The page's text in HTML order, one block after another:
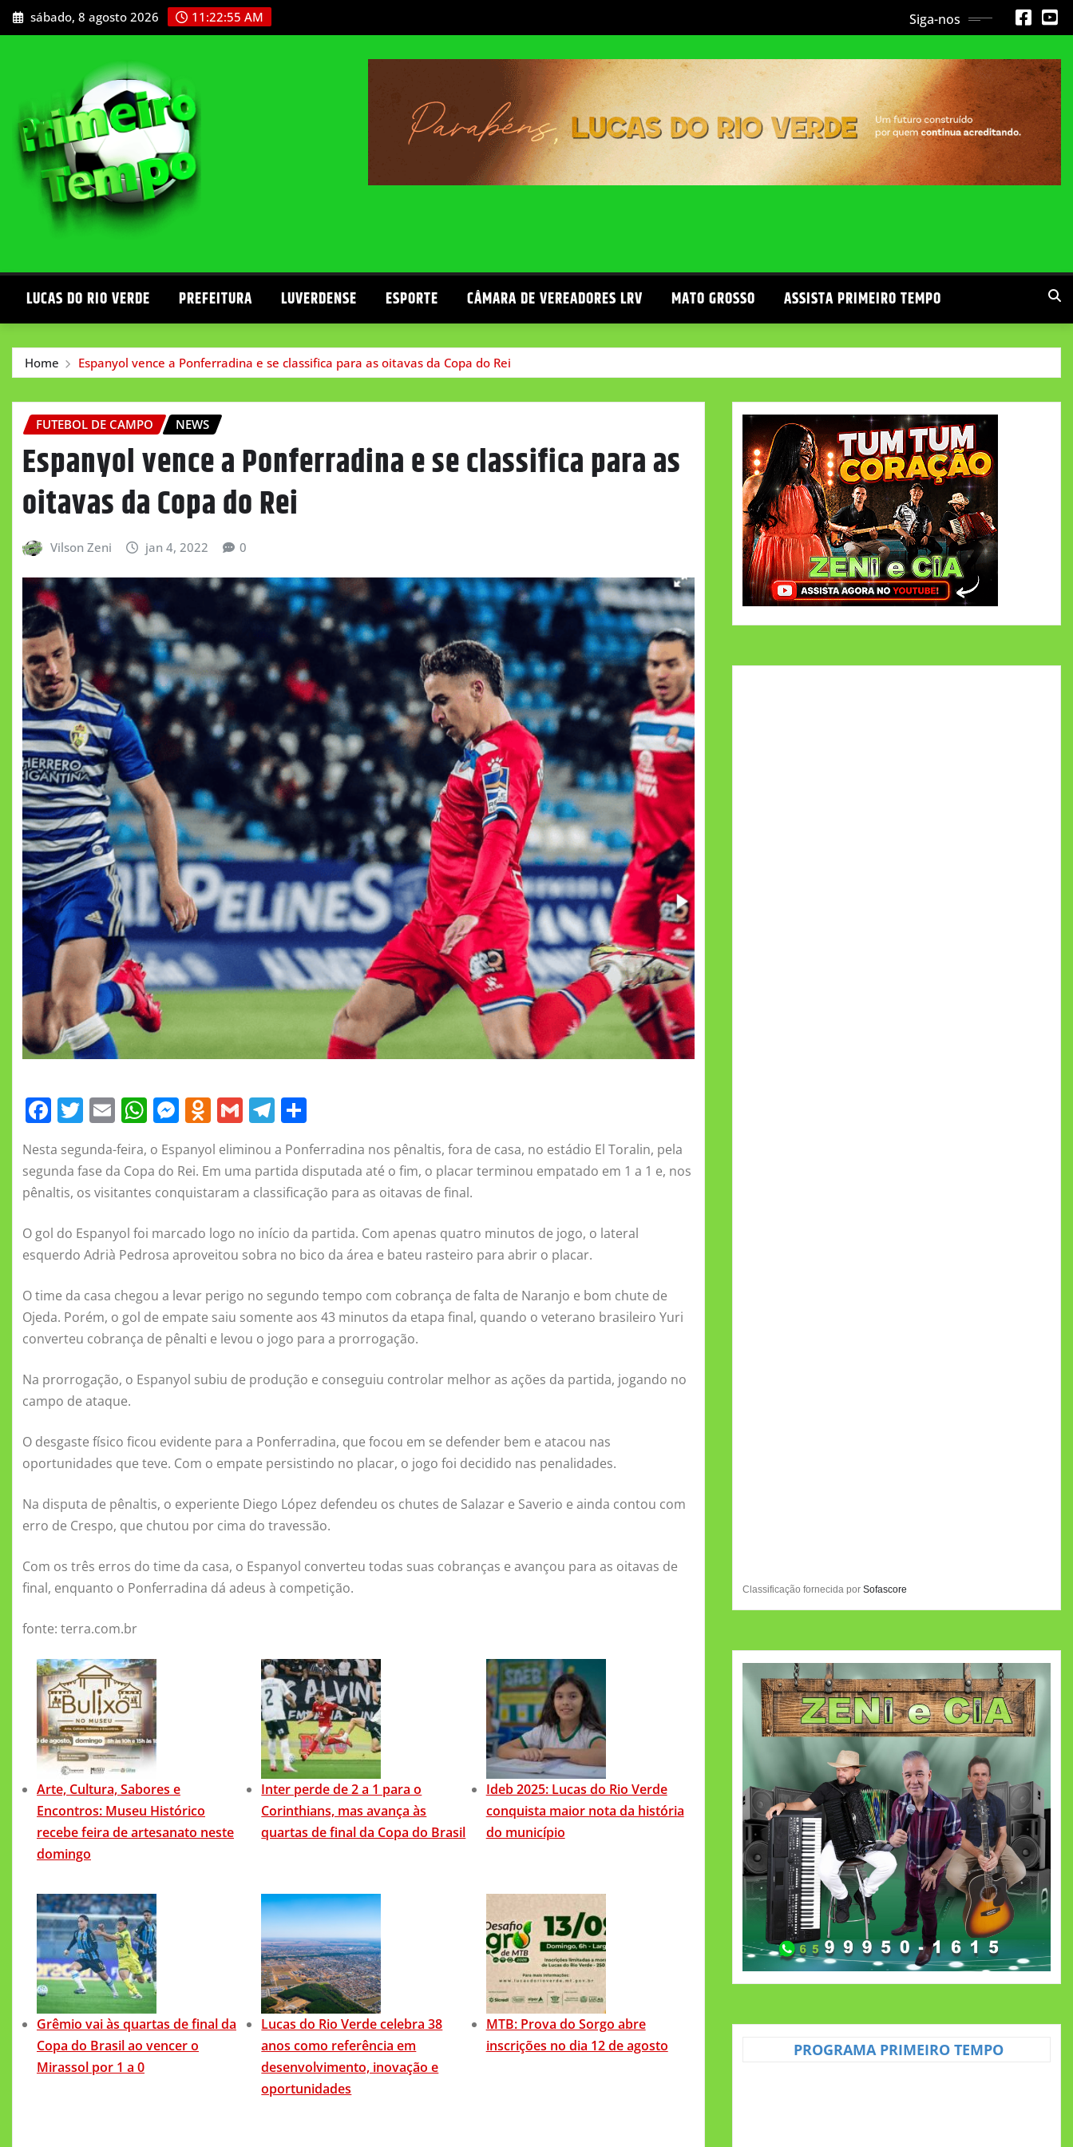
Skip
to
sábado, 8 agosto 2026 11:22:56 AM Siga-nos
LUCAS DO RIO VERDE PREFEITURA LUVERDENSE ESPORTE CÂMARA DE VEREADORES LRV MATO GROSSO ASSISTA PRIMEIRO TEMPO
Home Espanyol vence a Ponferradina e se classifica para as oitavas da Copa do Rei
FUTEBOL DE CAMPO NEWS
Espanyol vence a Ponferradina e se classifica para as
oitavas da Copa do Rei
Vilson Zeni jan 4, 2022 0
F
c
e
o
o
k
T
w
it
te
E
m
ai
l
W
h
at
s
p
p
M
ss
e
n
g
er
O
d
n
o
a
ss
ni
ki
G
m
ai
l
T
el
e
gr
m
h
a
re
Nesta segunda-feira, o Espanyol eliminou a Ponferradina nos pênaltis, fora de casa, no estádio El Toralin, pela
segunda fase da Copa do Rei. Em uma partida disputada até o fim, o placar terminou empatado em 1 a 1 e, nos
pênaltis, os visitantes conquistaram a classificação para as oitavas de final.
O gol do Espanyol foi marcado logo no início da partida. Com apenas quatro minutos de jogo, o lateral
esquerdo Adrià Pedrosa aproveitou sobra no bico da área e bateu rasteiro para abrir o placar.
O time da casa chegou a levar perigo no segundo tempo com cobrança de falta de Naranjo e bom chute de
Ojeda. Porém, o gol de empate saiu somente aos 43 minutos da etapa final, quando o veterano brasileiro Yuri
converteu cobrança de pênalti e levou o jogo para a prorrogação.
Na prorrogação, o Espanyol subiu de produção e conseguiu controlar melhor as ações da partida, jogando no
campo de ataque.
O desgaste físico ficou evidente para a Ponferradina, que focou em se defender bem e atacou nas
oportunidades que teve. Com o empate persistindo no placar, o jogo foi decidido nas penalidades.
Na disputa de pênaltis, o experiente Diego López defendeu os chutes de Salazar e Saverio e ainda contou com
erro de Crespo, que chutou por cima do travessão.
Com os três erros do time da casa, o Espanyol converteu todas suas cobranças e avançou para as oitavas de
final, enquanto o Ponferradina dá adeus à competição.
fonte: terra.com.br
Arte, Cultura, Sabores e
Encontros: Museu Histórico
recebe feira de artesanato neste
domingo
Inter perde de 2 a 1 para o
Corinthians, mas avança às
quartas de final da Copa do Brasil
Ideb 2025: Lucas do Rio Verde
conquista maior nota da história
do município
Grêmio vai às quartas de final da
Copa do Brasil ao vencer o
Mirassol por 1 a 0
Lucas do Rio Verde celebra 38
anos como referência em
desenvolvimento, inovação e
oportunidades
MTB: Prova do Sorgo abre
inscrições no dia 12 de agosto
Classificação fornecida por Sofascore
PROGRAMA PRIMEIRO TEMPO